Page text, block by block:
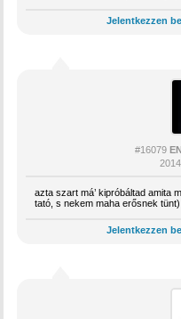
Jelentkezzen
#16079
azta szart má’ kipróbáltad amita
tató, s nekem maha erősnek tünt)
Jelentkezzen